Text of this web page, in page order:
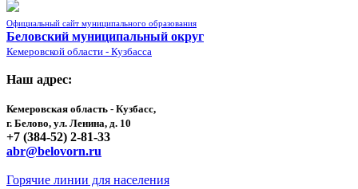
Официальный сайт муниципального образования
Беловский муниципальный округ
Кемеровской области - Кузбасса
Наш адрес:
Кемеровская область - Кузбасс,
г. Белово, ул. Ленина, д. 10
+7 (384-52) 2-81-33
abr@belovorn.ru
Горячие линии для населения